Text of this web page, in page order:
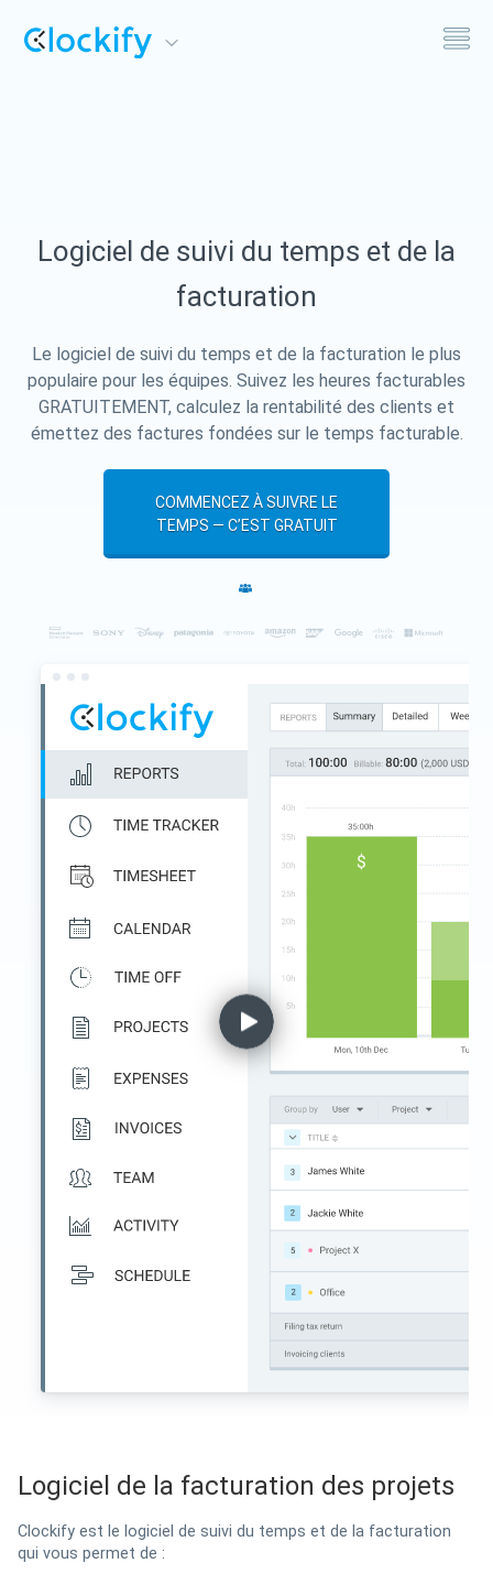
Pumble
Communication et collaboration d'équipe
Logiciel de suivi du temps et de la
facturation
Le logiciel de suivi du temps et de la facturation le plus
populaire pour les équipes. Suivez les heures facturables
GRATUITEMENT, calculez la rentabilité des clients et
émettez des factures fondées sur le temps facturable.
COMMENCEZ À SUIVRE LE
TEMPS — C’EST GRATUIT
Logiciel de la facturation des projets
Clockify est le logiciel de suivi du temps et de la facturation
qui vous permet de :